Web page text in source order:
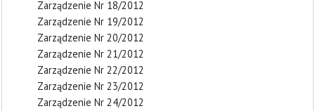
Zarządzenie Nr 18/2012
Zarządzenie Nr 19/2012
Zarządzenie Nr 20/2012
Zarządzenie Nr 21/2012
Zarządzenie Nr 22/2012
Zarządzenie Nr 23/2012
Zarządzenie Nr 24/2012